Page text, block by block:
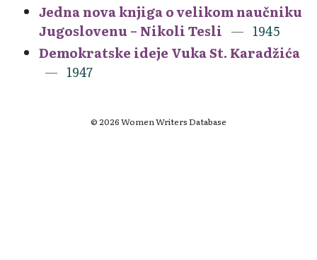
Jedna nova knjiga o velikom naučniku
Jugoslovenu – Nikoli Tesli
1945
Demokratske ideje Vuka St. Karadžića
1947
© 2026 Women Writers Database